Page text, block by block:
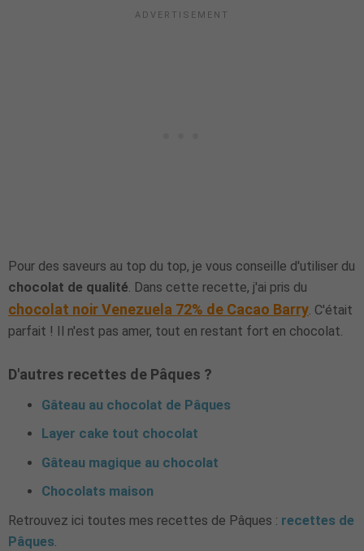
Pour des saveurs au top du top, je vous conseille d'utiliser du
chocolat de qualité . Dans cette recette, j'ai pris du
chocolat noir Venezuela 72% de Cacao Barry . C'était
parfait ! Il n'est pas amer, tout en restant fort en chocolat.
D'autres recettes de Pâques ?
Gâteau au chocolat de Pâques
Layer cake tout chocolat
Gâteau magique au chocolat
Chocolats maison
Retrouvez ici toutes mes recettes de Pâques : recettes de
Pâques.